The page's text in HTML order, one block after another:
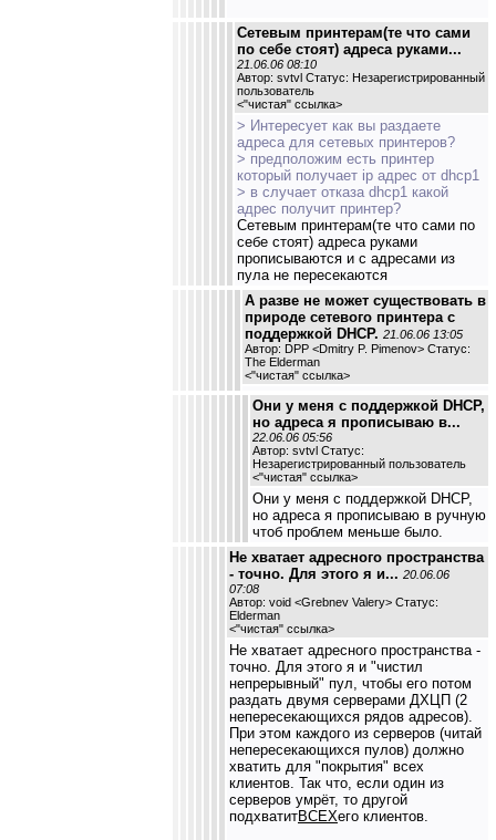
Сетевым принтерам(те что сами
по себе стоят) адреса руками...
21.06.06 08:10
Автор: svtvl Статус: Незарегистрированный
пользователь
<"чистая" ссылка>
> Интересует как вы раздаете
адреса для сетевых принтеров?
> предположим есть принтер
который получает ip адрес от dhcp1
> в случает отказа dhcp1 какой
адрес получит принтер?
Сетевым принтерам(те что сами по
себе стоят) адреса руками
прописываются и с адресами из
пула не пересекаются
А разве не может существовать в
природе сетевого принтера с
поддержкой DHCP. 21.06.06 13:05
Автор: DPP <Dmitry P. Pimenov> Статус:
The Elderman
<"чистая" ссылка>
Они у меня с поддержкой DHCP,
но адреса я прописываю в...
22.06.06 05:56
Автор: svtvl Статус:
Незарегистрированный пользователь
<"чистая" ссылка>
Они у меня с поддержкой DHCP,
но адреса я прописываю в ручную
чтоб проблем меньше было.
Не хватает адресного пространства
- точно. Для этого я и... 20.06.06
07:08
Автор: void <Grebnev Valery> Статус:
Elderman
<"чистая" ссылка>
Не хватает адресного пространства -
точно. Для этого я и "чистил
непрерывный" пул, чтобы его потом
раздать двумя серверами ДХЦП (2
непересекающихся рядов адресов).
При этом каждого из серверов (читай
непересекающихся пулов) должно
хватить для "покрытия" всех
клиентов. Так что, если один из
серверов умрёт, то другой
подхватитВСЕХего клиентов.